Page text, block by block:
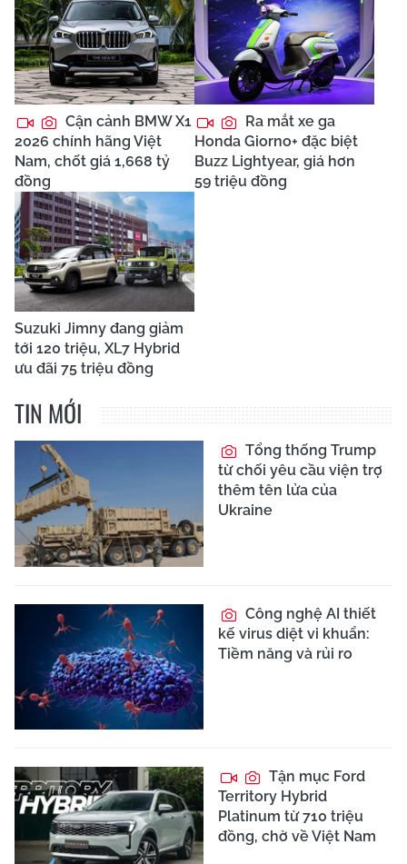
Cận cảnh BMW X1
2026 chính hãng Việt
Nam, chốt giá 1,668 tỷ
đồng
Ra mắt xe ga
Honda Giorno+ đặc biệt
Buzz Lightyear, giá hơn
59 triệu đồng
Suzuki Jimny đang giảm
tới 120 triệu, XL7 Hybrid
ưu đãi 75 triệu đồng
TIN MỚI
Tổng thống Trump
từ chối yêu cầu viện trợ
thêm tên lửa của
Ukraine
Công nghệ AI thiết
kế virus diệt vi khuẩn:
Tiềm năng và rủi ro
Tận mục Ford
Territory Hybrid
Platinum từ 710 triệu
đồng, chờ về Việt Nam